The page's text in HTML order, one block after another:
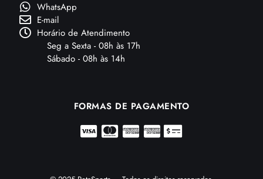
WhatsApp
E-mail
Horário de Atendimento
Seg a Sexta - 08h às 17h
Sábado - 08h às 14h
FORMAS DE PAGAMENTO